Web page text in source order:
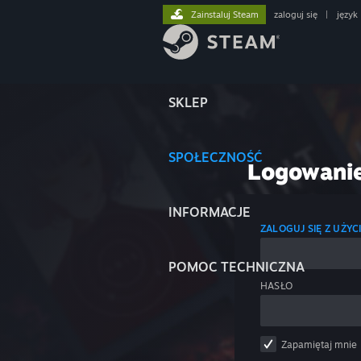
SKLEP
SPOŁECZNOŚĆ
INFORMACJE
POMOC TECHNICZNA
Zainstaluj Steam zaloguj się język
ZALOGUJ SIĘ Z
HASŁO
Zapamiętaj mnie